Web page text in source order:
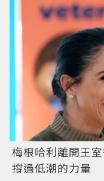
梅根哈利離開王
撐過低潮的力量